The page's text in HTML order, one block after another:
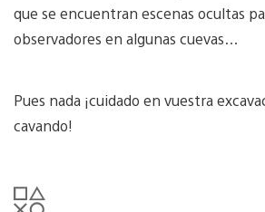
que se encuentran escenas ocultas
observadores en algunas cuevas…
Pues nada ¡cuidado en vuestra
cavando!